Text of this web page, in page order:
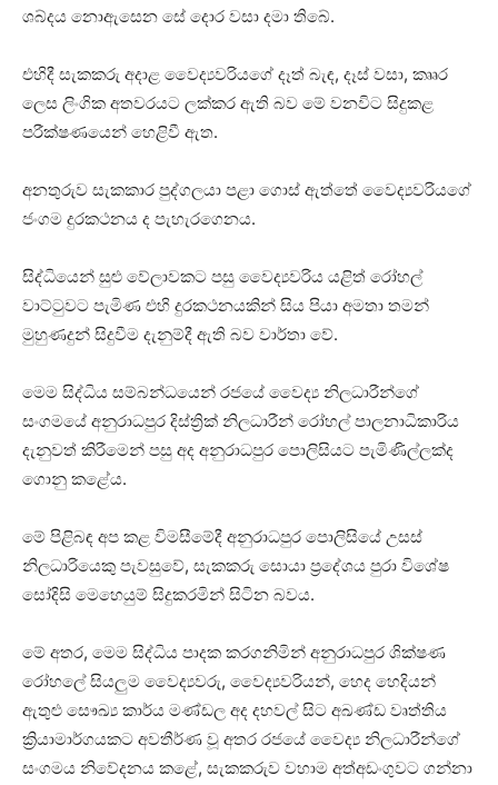
ශබ්දය නොඇසෙන සේ දොර වසා දමා තිබේ.
එහිදී සැකකරු අදාළ වෛද්‍යවරියගේ දෑත් බැඳ, දෑස් වසා, කෘෘර
ලෙස ලිංගික අතවරයට ලක්කර ඇති බව මේ වනවිට සිදුකළ
පරීක්ෂණයෙන් හෙළිවී ඇත.
අනතුරුව සැකකාර පුද්ගලයා පළා ගොස් ඇත්තේ වෛද්‍යවරියගේ
ජංගම දුරකථනය ද පැහැරගෙනය.
සිද්ධියෙන් සුළු වේලාවකට පසු වෛද්‍යවරිය යළිත් රෝහල්
වාට්ටුවට පැමිණ එහි දුරකථනයකින් සිය පියා අමතා තමන්
මුහුණදුන් සිදුවීම දැනුම්දී ඇති බව වාර්තා වේ.
මෙම සිද්ධිය සම්බන්ධයෙන් රජයේ වෛද්‍ය නිලධාරීන්ගේ
සංගමයේ අනුරාධපුර දිස්ත්‍රික් නිලධාරීන් රෝහල් පාලනාධිකාරිය
දැනුවත් කිරීමෙන් පසු අද අනුරාධපුර පොලිසියට පැමිණිල්ලක්ද
ගොනු කළේය.
මේ පිළිබඳ අප කළ විමසීමේදී අනුරාධපුර පොලිසියේ උසස්
නිලධාරියෙකු පැවසුවේ, සැකකරු සොයා ප්‍රදේශය පුරා විශේෂ
සෝදිසි මෙහෙයුම් සිදුකරමින් සිටින බවය.
මේ අතර, මෙම සිද්ධිය පාදක කරගනිමින් අනුරාධපුර ශික්ෂණ
රෝහලේ සියලුම වෛද්‍යවරු, වෛද්‍යවරියන්, හෙද හෙදියන්
ඇතුළු සෞඛ්‍ය කාර්ය මණ්ඩල අද දහවල් සිට අඛණ්ඩ වෘත්තිය
ක්‍රියාමාර්ගයකට අවතීර්ණ වූ අතර රජයේ වෛද්‍ය නිලධාරීන්ගේ
සංගමය නිවේදනය කළේ, සැකකරුව වහාම අත්අඩංගුවට ගන්නා